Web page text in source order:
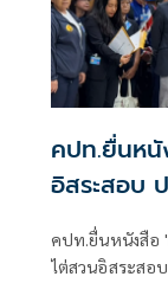
คปท.ยื่นห
อิสระสอบ
คปท.ยื่นหนังสือ
ไต่สวนอิสระสอ